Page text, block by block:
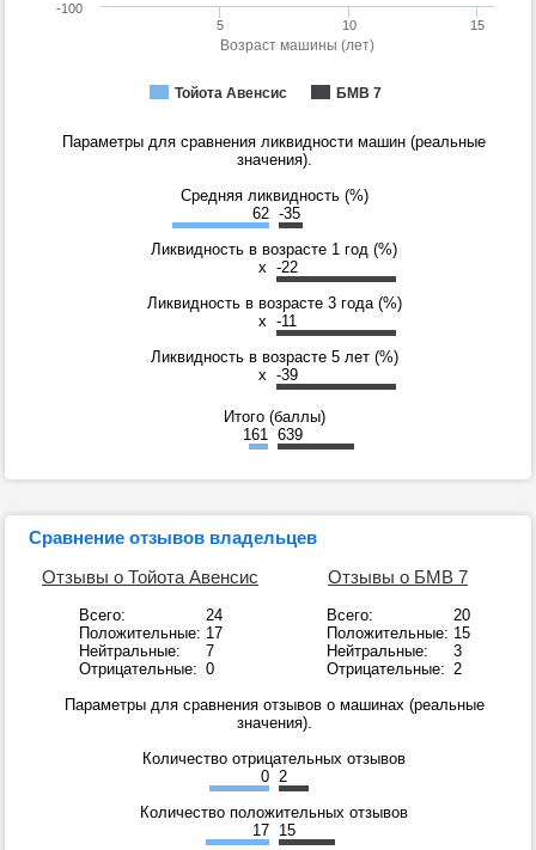
Возраст машины (лет)
Тойота Авенсис БМВ 7
5 10 15
-100
Параметры для сравнения ликвидности машин (реальные
значения).
Средняя ликвидность (%)
62 -35
Ликвидность в возрасте 1 год (%)
x -22
Ликвидность в возрасте 3 года (%)
x -11
Ликвидность в возрасте 5 лет (%)
x -39
Итого (баллы)
161 639
Сравнение отзывов владельцев
Отзывы о Тойота Авенсис
Всего:
24
Положительные: 17
Нейтральные:
7
Отрицательные: 0
Отзывы о БМВ 7
Всего:
20
Положительные: 15
Нейтральные:
3
Отрицательные: 2
Параметры для сравнения отзывов о машинах (реальные
значения).
Количество отрицательных отзывов
0 2
Количество положительных отзывов
17 15